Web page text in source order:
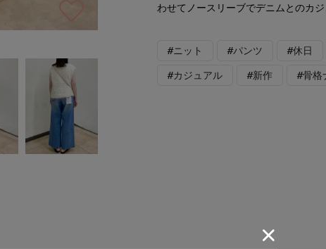
わせてノースリーブでデニムとのカ
#ニット #パンツ #休日
#カジュアル #新作 #骨格